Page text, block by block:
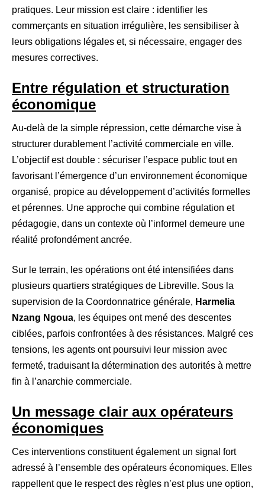
pratiques. Leur mission est claire : identifier les
commerçants en situation irrégulière, les sensibiliser à
leurs obligations légales et, si nécessaire, engager des
mesures correctives.
Entre régulation et structuration
économique
Au-delà de la simple répression, cette démarche vise à
structurer durablement l’activité commerciale en ville.
L’objectif est double : sécuriser l’espace public tout en
favorisant l’émergence d’un environnement économique
organisé, propice au développement d’activités formelles
et pérennes. Une approche qui combine régulation et
pédagogie, dans un contexte où l’informel demeure une
réalité profondément ancrée.
Sur le terrain, les opérations ont été intensifiées dans
plusieurs quartiers stratégiques de Libreville. Sous la
supervision de la Coordonnatrice générale, Harmelia
Nzang Ngoua, les équipes ont mené des descentes
ciblées, parfois confrontées à des résistances. Malgré ces
tensions, les agents ont poursuivi leur mission avec
fermeté, traduisant la détermination des autorités à mettre
fin à l’anarchie commerciale.
Un message clair aux opérateurs
économiques
Ces interventions constituent également un signal fort
adressé à l’ensemble des opérateurs économiques. Elles
rappellent que le respect des règles n’est plus une option,